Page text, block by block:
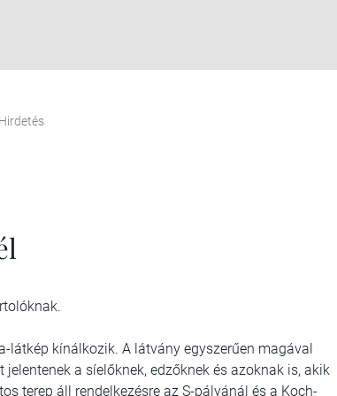
látkép kínálkozik. A látvány egyszerűen magával
a síelőknek, edzőknek és azoknak is, akik
terep áll rendelkezésre az S-pályánál és a Koch-